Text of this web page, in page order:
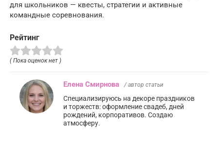
для школьников — квесты, стратегии и активные
командные соревнования.
Рейтинг
( Пока оценок нет )
Елена Смирнова / автор статьи
Специализируюсь на декоре праздников
и торжеств: оформление свадеб, дней
рождений, корпоративов. Создаю
атмосферу.